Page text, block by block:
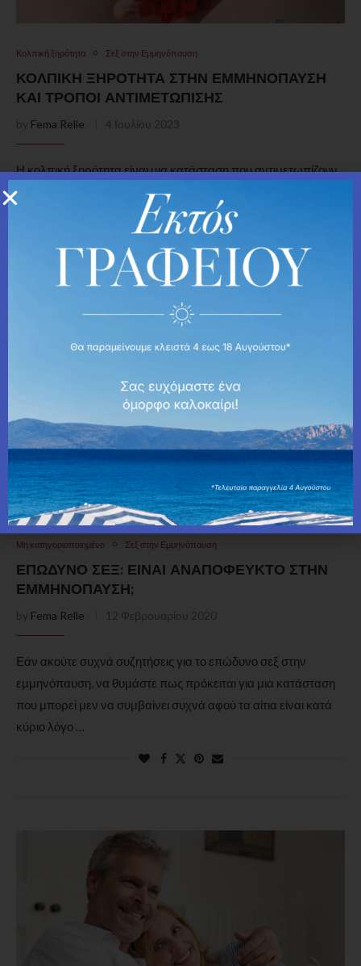
Κολπική ξηρότητα Σεξ στην Εμμηνόπαυση
ΚΟΛΠΙΚΉ ΞΗΡΌΤΗΤΑ ΣΤΗΝ ΕΜΜΗΝΌΠΑΥΣΗ
ΚΑΙ ΤΡΌΠΟΙ ΑΝΤΙΜΕΤΏΠΙΣΗΣ
by Fema Relle 4 Ιουλίου 2023
Η κολπική ξηρότητα είναι μια κατάσταση που αντιμετωπίζουν
πολλές γυναίκες. Μην την αφήνετε να επηρεάζει τη ζωή σας.
Μη κατηγοριοποιημένο Σεξ στην Εμμηνόπαυση
ΕΠΏΔΥΝΟ ΣΕΞ: ΕΊΝΑΙ ΑΝΑΠΌΦΕΥΚΤΟ ΣΤΗΝ
ΕΜΜΗΝΌΠΑΥΣΗ;
by Fema Relle 12 Φεβρουαρίου 2020
Εάν ακούτε συχνά συζητήσεις για το επώδυνο σεξ στην
εμμηνόπαυση, να θυμάστε πως πρόκειται για μια κατάσταση
που μπορεί μεν να συμβαίνει συχνά αφού τα αίτια είναι κατά
κύριο λόγο …